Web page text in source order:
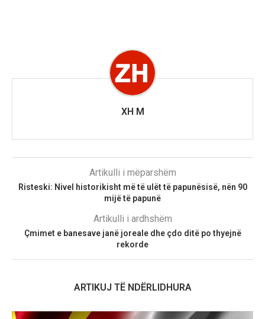
XH M
Artikulli i mëparshëm
Risteski: Nivel historikisht më të ulët të papunësisë, nën 90
mijë të papunë
Artikulli i ardhshëm
Çmimet e banesave janë joreale dhe çdo ditë po thyejnë
rekorde
ARTIKUJ TË NDËRLIDHURA